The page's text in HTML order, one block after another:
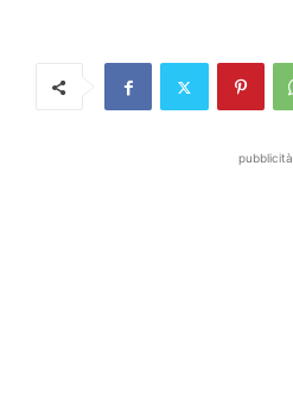
pubblicità